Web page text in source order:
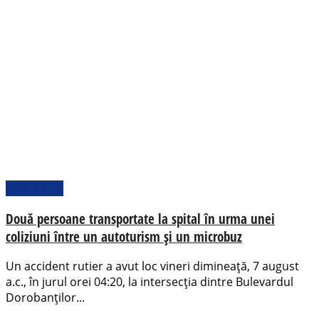
Două persoane transportate la spital în urma unei
coliziuni între un autoturism și un microbuz
Un accident rutier a avut loc vineri dimineață, 7 august
a.c., în jurul orei 04:20, la intersecția dintre Bulevardul
Dorobanților...